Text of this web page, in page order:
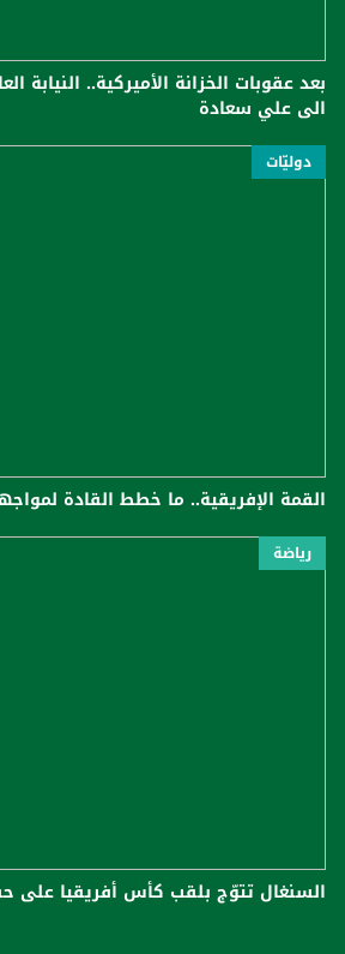
بعد عقوبات الخزانة الأميركية.. النيابة
الى علي سعادة
دوليّات
القمة الإفريقية.. ما خطط القادة
رياضة
السنغال تتوّج بلقب كأس أفريقيا على